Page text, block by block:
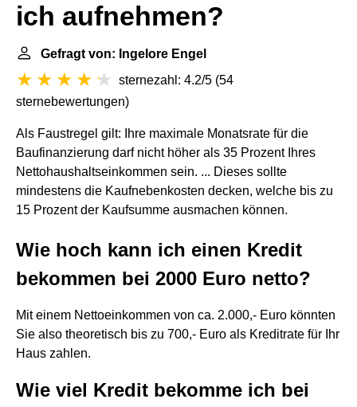
ich aufnehmen?
Gefragt von: Ingelore Engel
sternezahl: 4.2/5 (54
sternebewertungen)
Als Faustregel gilt: Ihre maximale Monatsrate für die
Baufinanzierung darf nicht höher als 35 Prozent Ihres
Nettohaushaltseinkommen sein. ... Dieses sollte
mindestens die Kaufnebenkosten decken, welche bis zu
15 Prozent der Kaufsumme ausmachen können.
Wie hoch kann ich einen Kredit
bekommen bei 2000 Euro netto?
Mit einem Nettoeinkommen von ca. 2.000,- Euro könnten
Sie also theoretisch bis zu 700,- Euro als Kreditrate für Ihr
Haus zahlen.
Wie viel Kredit bekomme ich bei